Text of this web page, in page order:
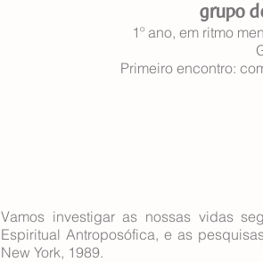
grupo
1º ano, em ritmo
Primeiro encontro:
Vamos investigar as nossas vidas
Espiritual Antroposófica, e as
New York, 1989.